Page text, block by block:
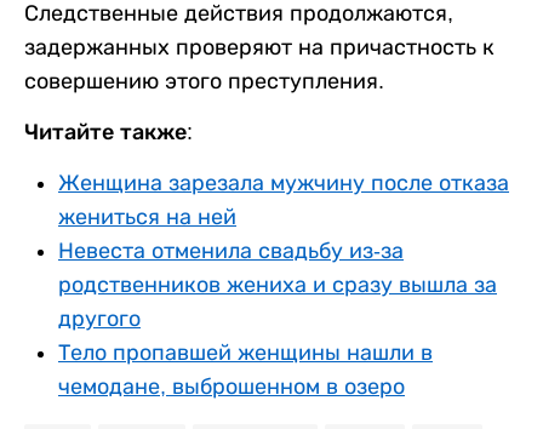
Следственные действия продолжаются,
задержанных проверяют на причастность к
совершению этого преступления.
Читайте также:
Женщина зарезала мужчину после отказа
жениться на ней
Невеста отменила свадьбу из-за
родственников жениха и сразу вышла за
другого
Тело пропавшей женщины нашли в
чемодане, выброшенном в озеро